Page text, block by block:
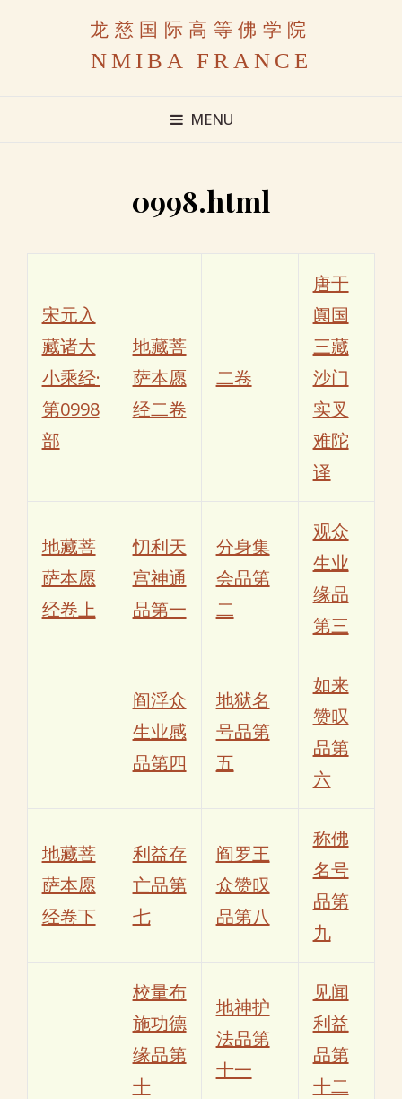
龙慈国际高等佛学院
NMIBA FRANCE
MENU
0998.html
宋元入
藏诸大
小乘经·
第0998
部
地藏菩
萨本愿
经二卷
二卷
唐于
阗国
三藏
沙门
实叉
难陀
译
地藏菩
萨本愿
经卷上
忉利天
宫神通
品第一
分身集
会品第
二
观众
生业
缘品
第三
阎浮众
生业感
品第四
地狱名
号品第
五
如来
赞叹
品第
六
地藏菩
萨本愿
经卷下
利益存
亡品第
七
阎罗王
众赞叹
品第八
称佛
名号
品第
九
校量布
施功德
缘品第
十
地神护
法品第
十一
见闻
利益
品第
十二